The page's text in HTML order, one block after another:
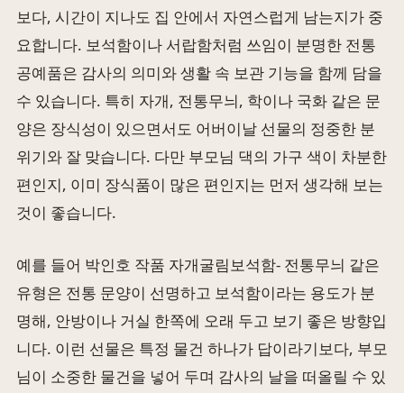
보다, 시간이 지나도 집 안에서 자연스럽게 남는지가 중
요합니다. 보석함이나 서랍함처럼 쓰임이 분명한 전통
공예품은 감사의 의미와 생활 속 보관 기능을 함께 담을
수 있습니다. 특히 자개, 전통무늬, 학이나 국화 같은 문
양은 장식성이 있으면서도 어버이날 선물의 정중한 분
위기와 잘 맞습니다. 다만 부모님 댁의 가구 색이 차분한
편인지, 이미 장식품이 많은 편인지는 먼저 생각해 보는
것이 좋습니다.
예를 들어 박인호 작품 자개굴림보석함- 전통무늬 같은
유형은 전통 문양이 선명하고 보석함이라는 용도가 분
명해, 안방이나 거실 한쪽에 오래 두고 보기 좋은 방향입
니다. 이런 선물은 특정 물건 하나가 답이라기보다, 부모
님이 소중한 물건을 넣어 두며 감사의 날을 떠올릴 수 있